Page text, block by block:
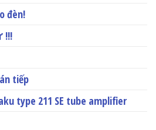
đèn!
!!!
tiếp
type 211 SE tube amplifier